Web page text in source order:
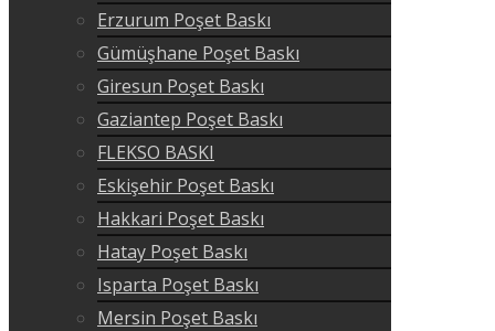
Erzurum Poşet Baskı
Gümüşhane Poşet Baskı
Giresun Poşet Baskı
Gaziantep Poşet Baskı
FLEKSO BASKI
Eskişehir Poşet Baskı
Hakkari Poşet Baskı
Hatay Poşet Baskı
Isparta Poşet Baskı
Mersin Poşet Baskı